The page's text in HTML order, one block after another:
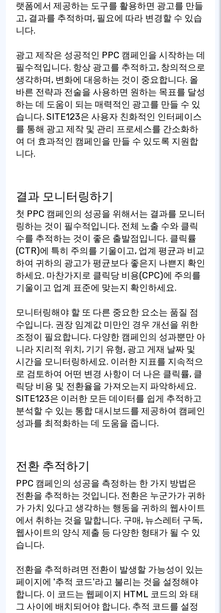
랫폼에서 제공하는 도구를 활용하면 광고를 만들
고, 결과를 추적하며, 필요에 따라 변경할 수 있습
니다.
광고 제작은 성공적인 PPC 캠페인을 시작하는 데
필수적입니다. 항상 광고를 추적하고, 창의적으로
생각하며, 변화에 대응하는 것이 중요합니다. 올
바른 전략과 전술을 사용하면 원하는 목표를 달성
하는 데 도움이 되는 매력적인 광고를 만들 수 있
습니다. SITE123은 사용자 친화적인 인터페이스
를 통해 광고 제작 및 관리 프로세스를 간소화하
여 더 효과적인 캠페인을 만들 수 있도록 지원합
니다.
결과 모니터링하기
첫 PPC 캠페인의 성공을 위해서는 결과를 모니터
링하는 것이 필수적입니다. 전체 노출 수와 클릭
수를 추적하는 것이 좋은 출발점입니다. 클릭률
(CTR)에 특히 주의를 기울이고, 업계 평균과 비교
하여 귀하의 광고가 평균보다 좋은지 나쁜지 확인
하세요. 마찬가지로 클릭당 비용(CPC)에 주의를
기울이고 업계 표준에 맞는지 확인하세요.
모니터링해야 할 또 다른 중요한 요소는 품질 점
수입니다. 권장 임계값 미만인 경우 개선을 위한
조정이 필요합니다. 다양한 캠페인의 성과뿐만 아
니라 지리적 위치, 기기 유형, 광고 게재 날짜 및
시간을 모니터링하세요. 이러한 지표를 지속적으
로 검토하여 어떤 변경 사항이 더 나은 클릭률, 클
릭당 비용 및 전환율을 가져오는지 파악하세요.
SITE123은 이러한 모든 데이터를 쉽게 추적하고
분석할 수 있는 통합 대시보드를 제공하여 캠페인
성과를 최적화하는 데 도움을 줍니다.
전환 추적하기
PPC 캠페인의 성공을 측정하는 한 가지 방법은
전환을 추적하는 것입니다. 전환은 누군가가 귀하
가 가치 있다고 생각하는 행동을 귀하의 웹사이트
에서 취하는 것을 말합니다. 구매, 뉴스레터 구독,
웹사이트의 양식 제출 등 다양한 형태가 될 수 있
습니다.
전환을 추적하려면 전환이 발생할 가능성이 있는
페이지에 '추적 코드'라고 불리는 것을 설정해야
합니다. 이 코드는 웹페이지 HTML 코드의 와 태
그 사이에 배치되어야 합니다. 추적 코드를 설정